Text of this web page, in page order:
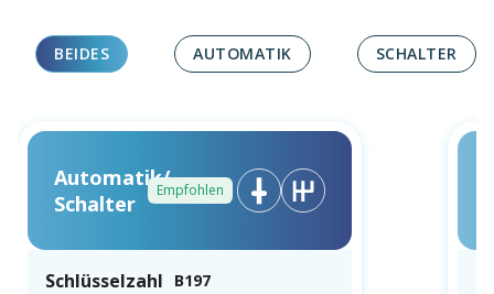
BEIDES AUTOMATIK SCHALTER
Automatik/
Schalter
Empfohlen
Schlüsselzahl B197